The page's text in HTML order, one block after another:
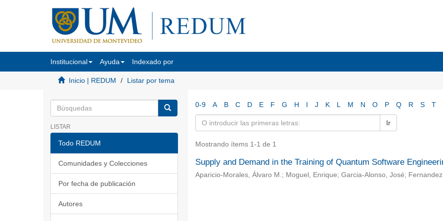
Institucional Ayuda Indexado por
Inicio | REDUM Listar por tema
LISTAR
Todo REDUM
Comunidades y Colecciones
Por fecha de publicación
Autores
0-9 A B C D E F G H I J K L M N O P Q R S T
Ir
Mostrando ítems 1-1 de 1
Supply and Demand in the Training of Quantum Software
Aparicio-Morales, Álvaro M.; Moguel, Enrique; Garcia-Alonso, José;